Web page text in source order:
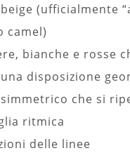
(ufficialmente
camel)
bianche e rosse
disposizione
che si
ritmica
delle linee